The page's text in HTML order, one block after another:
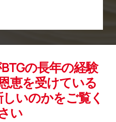
の長年の経験
恵を受けている
いのかをご覧く
い